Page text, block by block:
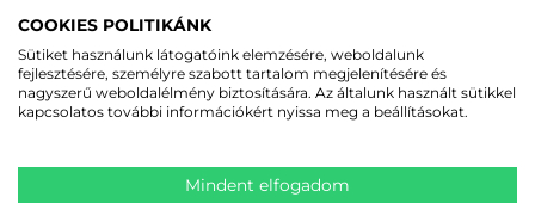
Támogatja-e az adatgyűjtő a mobilhálózati
adatkapcsolatot?
Igen, a Honeywell ScanPal EDA5S adatgyűjtő WWAN verziója
támogatja a 4G LTE adatkapcsolatot, valamint egy nano SIM és egy
Milyen típusú vonalkódokat tud olvasni a Honeywell
COOKIES POLITIKÁNK
Sütiket használunk látogatóink elemzésére, weboldalunk
fejlesztésére, személyre szabott tartalom megjelenítésére és
nagyszerű weboldalélmény biztosítására. Az általunk használt sütikkel
kapcsolatos további információkért nyissa meg a beállításokat.
Mindent elfogadom